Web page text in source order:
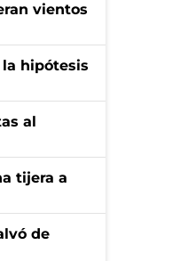
vientos
hipótesis
al
tijera a
de